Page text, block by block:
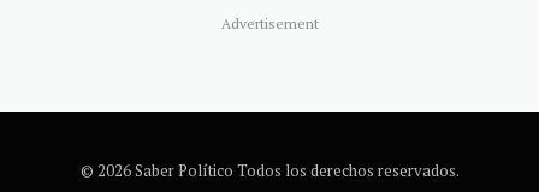
Advertisement
© 2026 Saber Político Todos los derechos reservados.